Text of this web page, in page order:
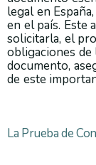
legal en
en el país. Este
solicitarla, el
obligaciones
documento,
de este
La Prueba de